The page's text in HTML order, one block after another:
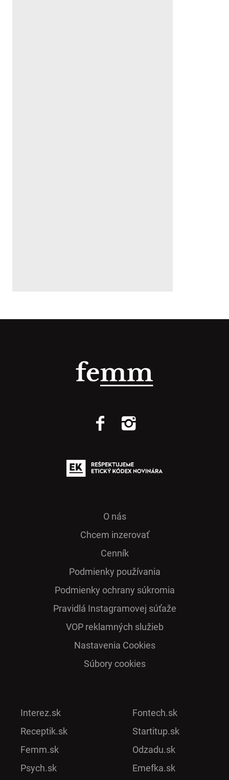
O nás
Chcem inzerovať
Cenník
Podmienky používania
Podmienky ochrany súkromia
Pra­vidlá Ins­ta­gra­mo­vej sú­ťaže
VOP reklamných služieb
Nastavenia Cookies
Súbory cookies
Interez.sk
Receptik.sk
Femm.sk
Psych.sk
Fontech.sk
Startitup.sk
Odzadu.sk
Emefka.sk